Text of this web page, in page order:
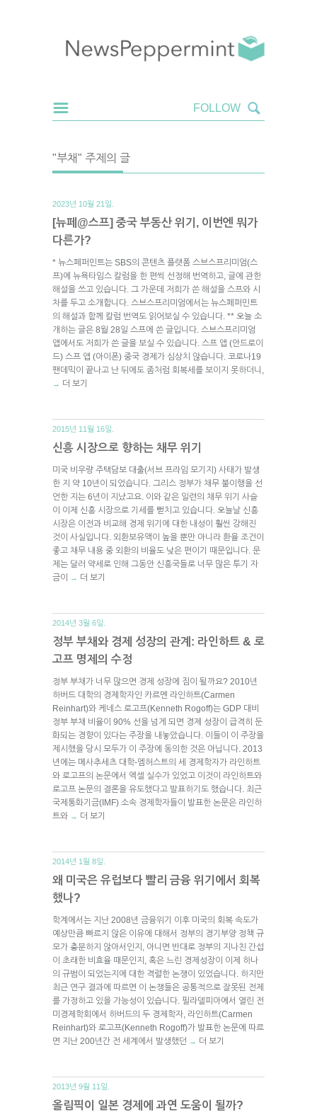
"부채" 주제의 글
2023년 10월 21일.
[뉴페@스프] 중국 부동산 위기, 이번엔 뭐가
다른가?
* 뉴스페퍼민트는 SBS의 콘텐츠 플랫폼 스브스프리미엄(스
프)에 뉴욕타임스 칼럼을 한 편씩 선정해 번역하고, 글에 관한
해설을 쓰고 있습니다. 그 가운데 저희가 쓴 해설을 스프와 시
차를 두고 소개합니다. 스브스프리미엄에서는 뉴스페퍼민트
의 해설과 함께 칼럼 번역도 읽어보실 수 있습니다. ** 오늘 소
개하는 글은 8월 28일 스프에 쓴 글입니다. 스브스프리미엄
앱에서도 저희가 쓴 글을 보실 수 있습니다. 스프 앱 (안드로이
드) 스프 앱 (아이폰) 중국 경제가 심상치 않습니다. 코로나19
팬데믹이 끝나고 난 뒤에도 좀처럼 회복세를 보이지 못하더니,
→ 더 보기
2015년 11월 16일.
신흥 시장으로 향하는 채무 위기
미국 비우량 주택담보 대출(서브 프라임 모기지) 사태가 발생
한 지 약 10년이 되었습니다. 그리스 정부가 채무 불이행을 선
언한 지는 6년이 지났고요. 이와 같은 일련의 채무 위기 사슬
이 이제 신흥 시장으로 기세를 뻗치고 있습니다. 오늘날 신흥
시장은 이전과 비교해 경제 위기에 대한 내성이 훨씬 강해진
것이 사실입니다. 외환보유액이 높을 뿐만 아니라 환율 조건이
좋고 채무 내용 중 외환의 비율도 낮은 편이기 때문입니다. 문
제는 달러 약세로 인해 그동안 신흥국들로 너무 많은 투기 자
금이
→ 더 보기
2014년 3월 6일.
정부 부채와 경제 성장의 관계: 라인하트 & 로
고프 명제의 수정
정부 부채가 너무 많으면 경제 성장에 짐이 될까요? 2010년
하버드 대학의 경제학자인 카르멘 라인하트(Carmen
Reinhart)와 케네스 로고프(Kenneth Rogoff)는 GDP 대비
정부 부채 비율이 90% 선을 넘게 되면 경제 성장이 급격히 둔
화되는 경향이 있다는 주장을 내놓았습니다. 이들이 이 주장을
제시했을 당시 모두가 이 주장에 동의한 것은 아닙니다. 2013
년에는 메사추세츠 대학-엠허스트의 세 경제학자가 라인하트
와 로고프의 논문에서 엑셀 실수가 있었고 이것이 라인하트와
로고프 논문의 결론을 유도했다고 발표하기도 했습니다. 최근
국제통화기금(IMF) 소속 경제학자들이 발표한 논문은 라인하
트와 → 더 보기
2014년 1월 8일.
왜 미국은 유럽보다 빨리 금융 위기에서 회복
했나?
학계에서는 지난 2008년 금융위기 이후 미국의 회복 속도가
예상만큼 빠르지 않은 이유에 대해서 정부의 경기부양 정책 규
모가 충분하지 않아서인지, 아니면 반대로 정부의 지나친 간섭
이 초래한 비효율 때문인지, 혹은 느린 경제성장이 이제 하나
의 규범이 되었는지에 대한 격렬한 논쟁이 있었습니다. 하지만
최근 연구 결과에 따르면 이 논쟁들은 공통적으로 잘못된 전제
를 가정하고 있을 가능성이 있습니다. 필라델피아에서 열린 전
미경제학회에서 하버드의 두 경제학자, 라인하트(Carmen
Reinhart)와 로고프(Kenneth Rogoff)가 발표한 논문에 따르
면 지난 200년간 전 세계에서 발생했던 → 더 보기
2013년 9월 11일.
올림픽이 일본 경제에 과연 도움이 될까?